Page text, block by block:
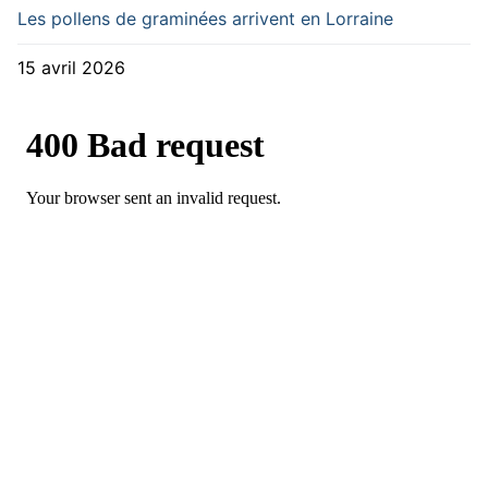
Les pollens de graminées arrivent en Lorraine
15 avril 2026